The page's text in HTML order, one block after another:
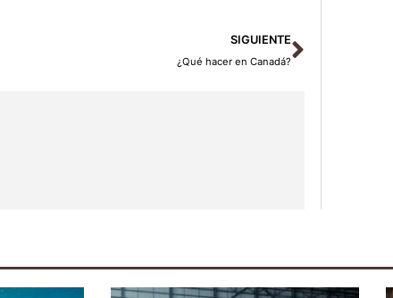
SIGUIENTE
¿Qué hacer en Canadá?
Siguiente